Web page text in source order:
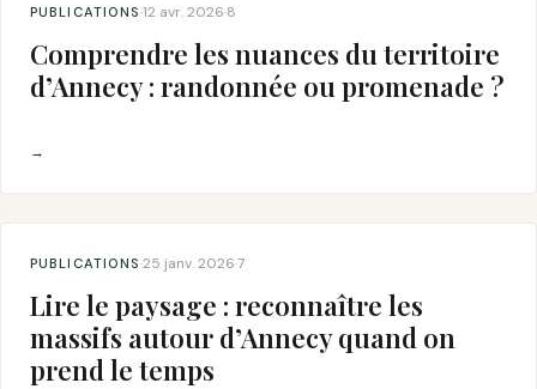
PUBLICATIONS·12 avr. 2026·8
Comprendre les nuances du territoire
d’Annecy : randonnée ou promenade ?
→
PUBLICATIONS·25 janv. 2026·7
Lire le paysage : reconnaître les
massifs autour d’Annecy quand on
prend le temps